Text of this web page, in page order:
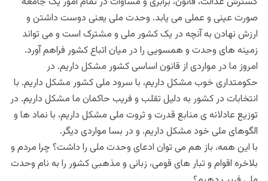
صورت عینی و عملی می یابد. وحدت ملی یعنی دوست داشتن و
ارزش نهادن به آنچه در یک کشور ملی و مشترک است و می تواند
زمینه های وحدت و همسویی را در میان اتباع کشور فراهم آورد.
امروز ما در مواردی از قانون اساسی کشور مشکل داریم. در
حکومتداری خوب مشکل داریم، با سرود ملی کشور مشکل داریم. با
انتخابات در کشور به دلیل تقلب و فریب حاکمان ما مشکل داریم. در
توزیع عادلانه ی منابع قدرت و ثروت ملی مشکل داریم، با نماد ها و
الگوهای ملی خود مشکل داریم. و در بسا مواردی دیگر.
با این همه، باز هم می توان ادعای وحدت ملی را داشت؟ چرا مردم و
بلاخره اقوام و تبار های قومی، زبانی و مذهبی کشور را به نام وحدت